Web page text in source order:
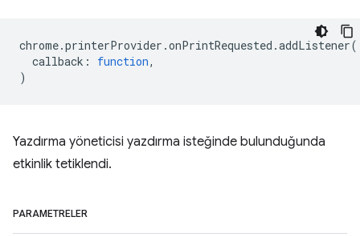
chrome.printerProvider .onPrintRequested .addListener(
callback : function,
)
Yazdırma yöneticisi yazdırma isteğinde bulunduğunda
etkinlik tetiklendi.
PARAMETRELER